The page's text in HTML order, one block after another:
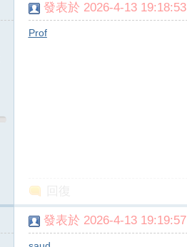
發表於 2026-4-13 19:18:53
Prof
發表於 2026-4-13 19:19:57